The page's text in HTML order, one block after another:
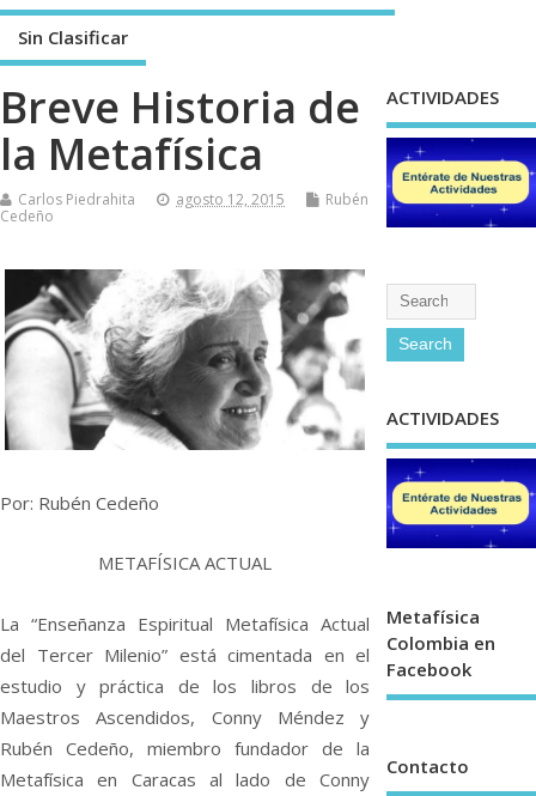
Sin Clasificar
Breve Historia de
la Metafísica
Carlos Piedrahita agosto 12, 2015
Rubén
Cedeño
Por: Rubén Cedeño
METAFÍSICA ACTUAL
La “Enseñanza Espiritual Metafísica Actual
del Tercer Milenio” está cimentada en el
estudio y práctica de los libros de los
Maestros Ascendidos, Conny Méndez y
Rubén Cedeño, miembro fundador de la
Metafísica en Caracas al lado de Conny
ACTIVIDADES
ACTIVIDADES
Metafísica
Colombia en
Facebook
Contacto